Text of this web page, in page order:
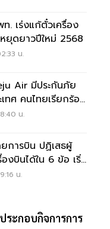
. เร่งแก้ตั๋วเครื่อง
ยุดยาวปีใหม่ 2568
น.
Air มีประกันภัย
เทศ คนไทยเรียกร้อง
น.
การบิน ปฏิเสธผู้
ด้ใน 6 ข้อ เริ่ม
น.
ะกอบกิจการการ